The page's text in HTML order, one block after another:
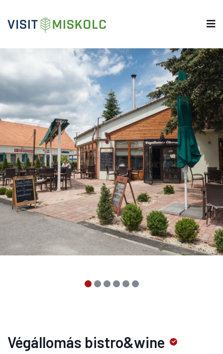
Végállomás bistro&wine